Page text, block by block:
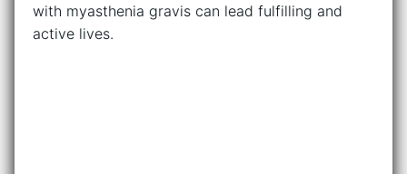
with ​myasthenia gravis can lead fulfilling and
active lives.